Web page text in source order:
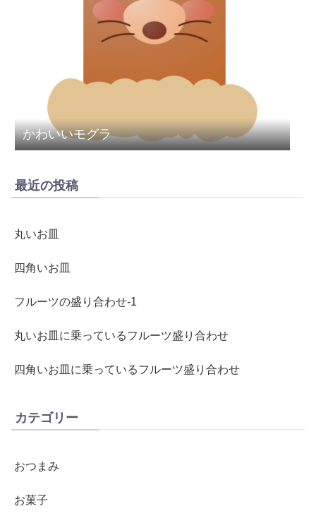
かわいいモグラ
最近の投稿
丸いお皿
四角いお皿
フルーツの盛り合わせ-1
丸いお皿に乗っているフルーツ盛り合わせ
四角いお皿に乗っているフルーツ盛り合わせ
カテゴリー
おつまみ
お菓子